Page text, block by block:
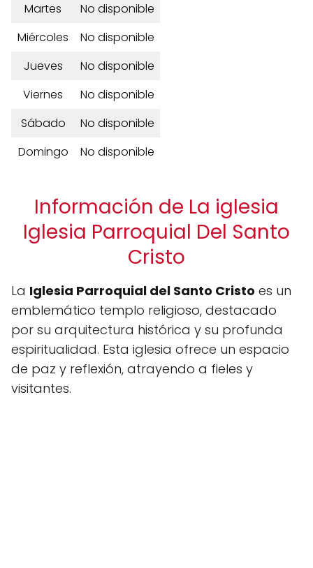
Martes
No disponible
Miércoles
No disponible
Jueves
No disponible
Viernes
No disponible
Sábado
No disponible
Domingo
No disponible
Información de La iglesia
Iglesia Parroquial Del Santo
Cristo
La Iglesia Parroquial del Santo Cristo es un
emblemático templo religioso, destacado
por su arquitectura histórica y su profunda
espiritualidad. Esta iglesia ofrece un espacio
de paz y reflexión, atrayendo a fieles y
visitantes.